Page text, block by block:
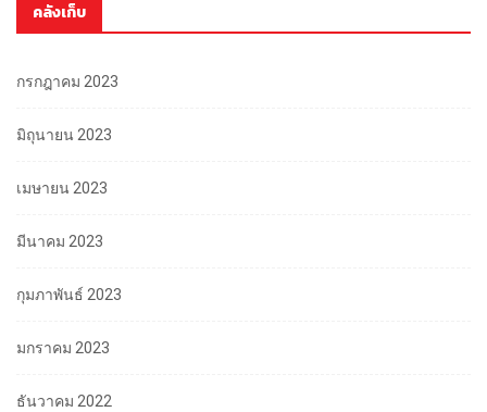
คลังเก็บ
กรกฎาคม 2023
มิถุนายน 2023
เมษายน 2023
มีนาคม 2023
กุมภาพันธ์ 2023
มกราคม 2023
ธันวาคม 2022